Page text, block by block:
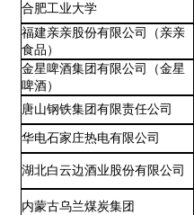
合肥工业大学
福建亲亲股份有限公司（亲亲
食品）
金星啤酒集团有限公司（金星
啤酒）
唐山钢铁集团有限责任公司
华电石家庄热电有限公司
湖北白云边酒业股份有限公司
内蒙古乌兰煤炭集团